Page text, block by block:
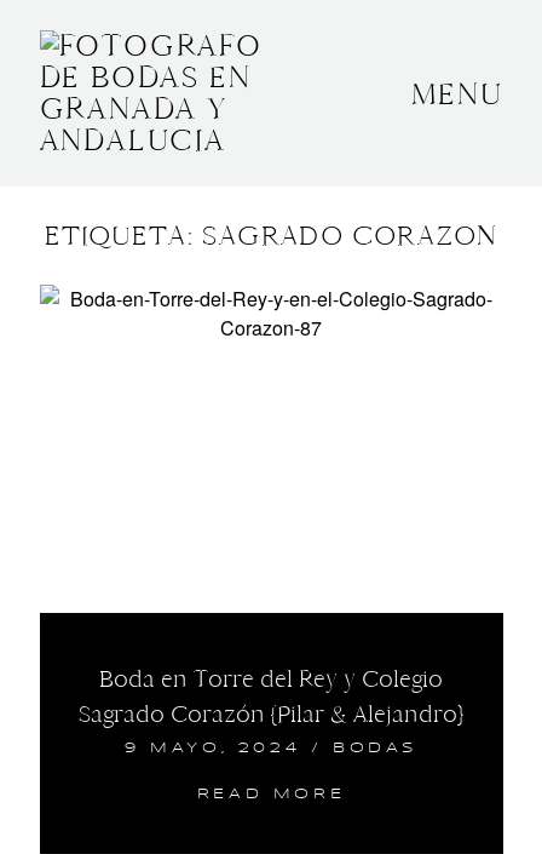
MENU
ETIQUETA: SAGRADO CORAZON
Boda en Torre del Rey y Colegio
Sagrado Corazón {Pilar & Alejandro}
9 MAYO, 2024 / BODAS
READ MORE
BODAS
CONTACTO